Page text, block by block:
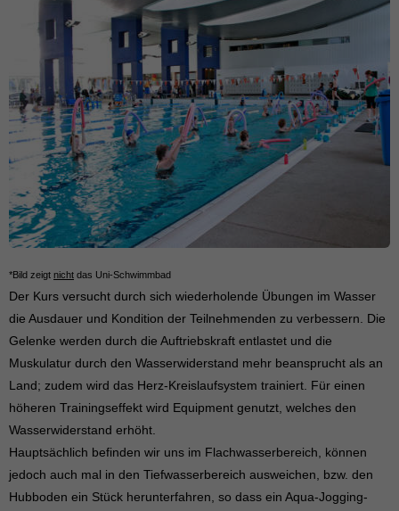
*Bild zeigt nicht das Uni-Schwimmbad
Der Kurs versucht durch sich wiederholende Übungen im Wasser
die Ausdauer und Kondition der Teilnehmenden zu verbessern. Die
Gelenke werden durch die Auftriebskraft entlastet und die
Muskulatur durch den Wasserwiderstand mehr beansprucht als an
Land; zudem wird das Herz-Kreislaufsystem trainiert. Für einen
höheren Trainingseffekt wird Equipment genutzt, welches den
Wasserwiderstand erhöht.
Hauptsächlich befinden wir uns im Flachwasserbereich, können
jedoch auch mal in den Tiefwasserbereich ausweichen, bzw. den
Hubboden ein Stück herunterfahren, so dass ein Aqua-Jogging-